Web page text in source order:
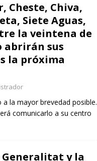
Cheste, Chiva,
Siete Aguas,
la veintena de
abrirán sus
la próxima
a la mayor brevedad posible.
comunicarlo a su centro
Generalitat y la